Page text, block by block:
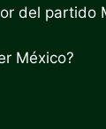
del partido
México?